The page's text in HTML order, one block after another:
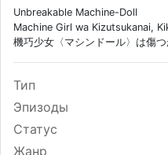
Unbreakable Machine-Doll
Machine Girl wa Kizutsukanai,
機巧少女〈マシンドール〉は傷
Тип
Эпизоды
Статус
Жанр